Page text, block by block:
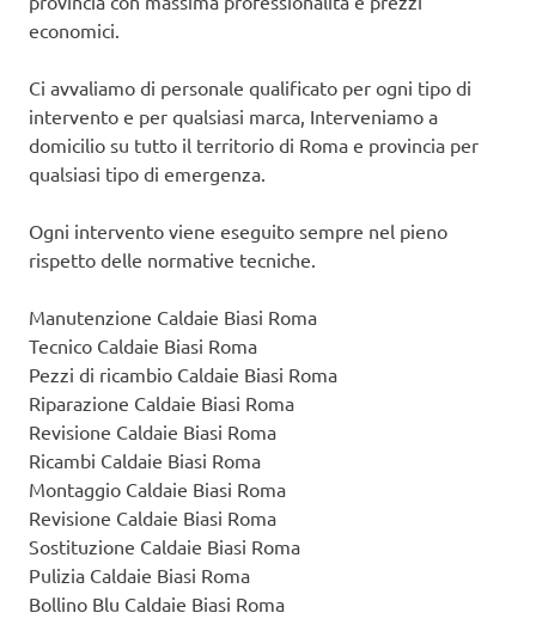
economici.
Ci avvaliamo di personale qualificato per ogni tipo di
intervento e per qualsiasi marca, Interveniamo a
domicilio su tutto il territorio di Roma e provincia per
qualsiasi tipo di emergenza.
Ogni intervento viene eseguito sempre nel pieno
rispetto delle normative tecniche.
Manutenzione Caldaie Biasi Roma
Tecnico Caldaie Biasi Roma
Pezzi di ricambio Caldaie Biasi Roma
Riparazione Caldaie Biasi Roma
Revisione Caldaie Biasi Roma
Ricambi Caldaie Biasi Roma
Montaggio Caldaie Biasi Roma
Revisione Caldaie Biasi Roma
Sostituzione Caldaie Biasi Roma
Pulizia Caldaie Biasi Roma
Bollino Blu Caldaie Biasi Roma